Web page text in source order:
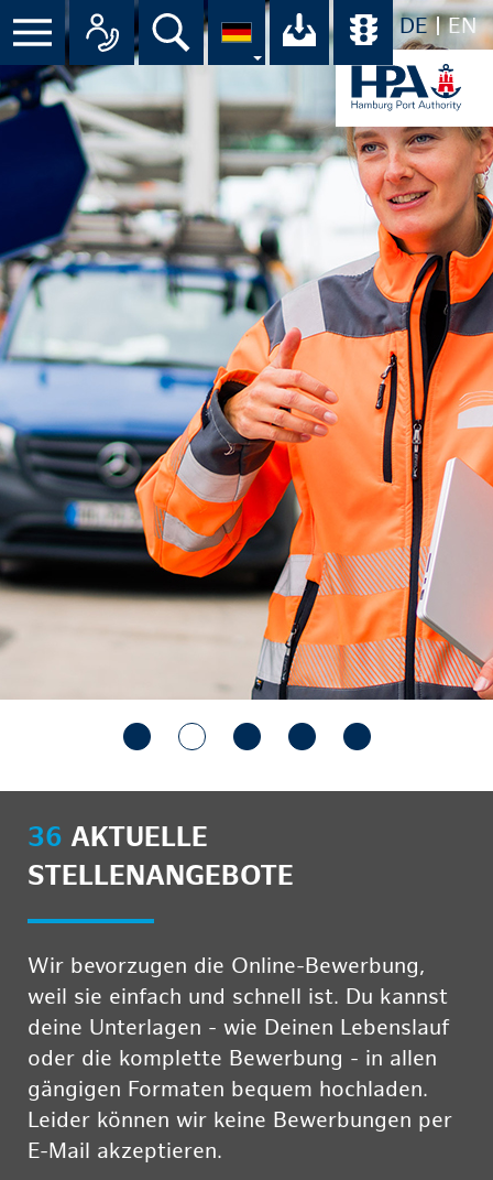
DE EN
Suche Ihr Download-
36 AKTUELLE
STELLENANGEBOTE
Wir bevorzugen die Online-Bewerbung,
weil sie einfach und schnell ist. Du kannst
deine Unterlagen - wie Deinen Lebenslauf
oder die komplette Bewerbung - in allen
gängigen Formaten bequem hochladen.
Leider können wir keine Bewerbungen per
E-Mail akzeptieren.